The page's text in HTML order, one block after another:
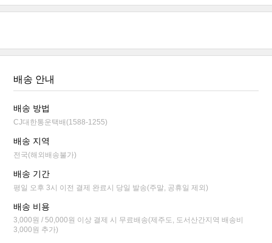
배송 안내
배송 방법
CJ대한통운택배(1588-1255)
배송 지역
전국(해외배송불가)
배송 기간
평일 오후 3시 이전 결제 완료시 당일 발송(주말, 공휴일 제외)
배송 비용
3,000원 / 50,000원 이상 결제 시 무료배송(제주도, 도서산간지역 배송비
3,000원 추가)